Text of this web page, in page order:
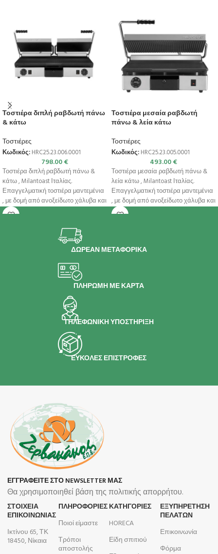
Τοστιέρα διπλή ραβδωτή πάνω
& κάτω
Τοστιέρες
Κωδικός: HRC25.23.006.0001
798.00€
Τοστιέρα διπλή ραβδωτή πάνω &
κάτω , Milantoast Ιταλίας.
Επαγγελματική τοστιέρα μαντεμένια
, με δομή από ανοξείδωτο χάλυβα και
αντικολλητικές
Τοστιέρα μεσαία ραβδωτή
πάνω & λεία κάτω
Τοστιέρες
Κωδικός: HRC25.23.005.0001
493.00€
Τοστιέρα μεσαία ραβδωτή πάνω &
λεία κάτω , Milantoast Ιταλίας.
Επαγγελματική τοστιέρα μαντεμένια
, με δομή από ανοξείδωτο χάλυβα και
ΔΩΡΕΑΝ ΜΕΤΑΦΟΡΙΚΑ
ΠΛΗΡΩΜΗ ΜΕ ΚΑΡΤΑ
ΤΗΛΕΦΩΝΙΚΗ ΥΠΟΣΤΗΡΙΞΗ
ΕΥΚΟΛΕΣ ΕΠΙΣΤΡΟΦΕΣ
ΕΓΓΡΑΦΕΙΤΕ ΣΤΟ NEWSLETTER ΜΑΣ
Θα χρησιμοποιηθεί βάση της πολιτικής απορρήτου.
ΣΤΟΙΧΕΙΑ
ΕΠΙΚΟΙΝΩΝΙΑΣ
Ικτίνου 65, ΤΚ
18450, Νίκαια
ΠΛΗΡΟΦΟΡΊΕΣ
Ποιοί είμαστε
Τρόποι
αποστολής
ΚΑΤΗΓΟΡΙΕΣ
HORECA
Είδη σπιτιού
ΕΞΥΠΗΡΕΤΗΣΗ
ΠΕΛΑΤΩΝ
Επικοινωνία
Φόρμα